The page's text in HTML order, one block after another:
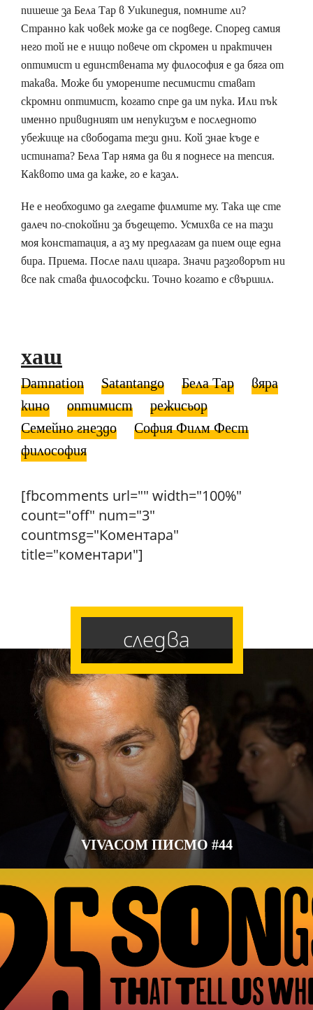
пишеше за Бела Тар в Уикипедия, помните ли?
Странно как човек може да се подведе. Според самия
него той не е нищо повече от скромен и практичен
оптимист и единствената му философия е да бяга от
такава. Може би уморените песимисти стават
скромни оптимист, когато спре да им пука. Или пък
именно привидният им непукизъм е последното
убежище на свободата тези дни. Кой знае къде е
истината? Бела Тар няма да ви я поднесе на тепсия.
Каквото има да каже, го е казал.
Не е необходимо да гледате филмите му. Така ще сте
далеч по-спокойни за бъдещето. Усмихва се на тази
моя констатация, а аз му предлагам да пием още една
бира. Приема. После пали цигара. Значи разговорът ни
все пак става философски. Точно когато е свършил.
хаш
Damnation Satantango Бела Тар
вяра
кино
оптимист
режисьор
Семейно гнездо
София Филм Фест
философия
[fbcomments url="" width="100%"
count="off" num="3"
countmsg="Коментара"
title="коментари"]
следва
VIVACOM ПИСМО #44